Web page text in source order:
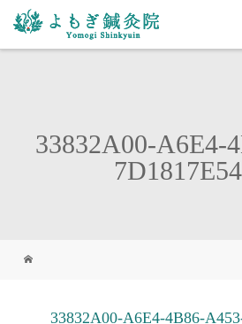
33832A00-A6E4-
33832A00-A6E4-4B86-